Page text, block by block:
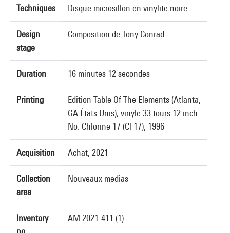
Techniques Disque microsillon en vinylite noire
Design
stage
Composition de Tony Conrad
Duration 16 minutes 12 secondes
Printing
Edition Table Of The Elements (Atlanta,
GA États Unis), vinyle 33 tours 12 inch
No. Chlorine 17 (Cl 17), 1996
Acquisition Achat, 2021
Collection
area
Nouveaux medias
Inventory
AM 2021-411 (1)